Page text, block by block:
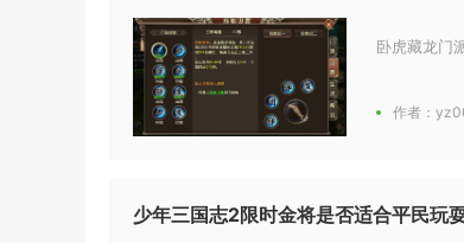
卧虎藏龙门
作者：
少年三国志2限时金将是否适合平民玩